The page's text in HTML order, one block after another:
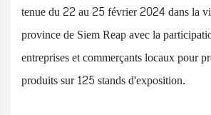
tenue du 22 au 25 février 2024 dans la
province de Siem Reap avec la
entreprises et commerçants locaux pour
produits sur 125 stands d'exposition.